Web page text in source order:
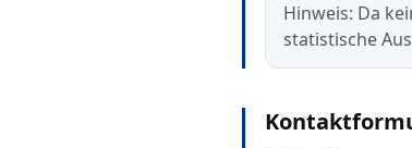
Hinweis: Da
statistische